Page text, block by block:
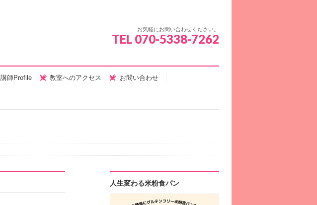
お気軽にお問い合わせください。
TEL 070-5338-7262
講師Profile 教室へのアクセス お問い合わせ
人生変わる米粉食パン